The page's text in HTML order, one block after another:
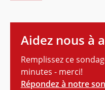
Aidez nous à
Remplissez ce
minutes - merci!
Répondez à notre